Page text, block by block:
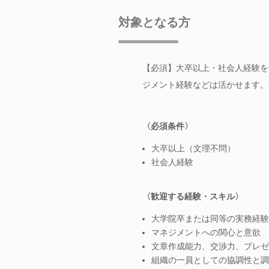
対象となる方
【必須】大卒以上・社会人経験
ジメント経験などは活かせます
〈必須条件〉
大卒以上（文理不問）
社会人経験
〈歓迎する経験・スキル〉
大学院卒または同等の実務経
マネジメントへの関心と意欲
文章作成能力、交渉力、プレ
組織の一員としての協調性と